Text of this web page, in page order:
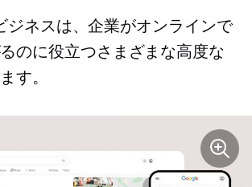
ジネスは、企業がオンラインで
のに役立つさまざまな高度な
す。